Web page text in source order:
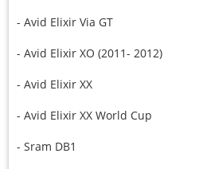
- Avid Elixir Via GT
- Avid Elixir XO (2011- 2012)
- Avid Elixir XX
- Avid Elixir XX World Cup
- Sram DB1